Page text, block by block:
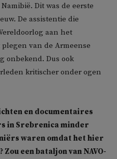
Dit was de eerste
De assistentie die
aan het
van de Armeense
onbekend. Dus ook
kritischer onder ogen
en documentaires
in Srebrenica minder
waren omdat het hier
een bataljon van NAVO-